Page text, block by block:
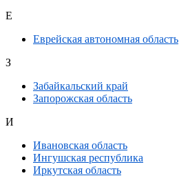
Е
Еврейская автономная область
З
Забайкальский край
Запорожская область
И
Ивановская область
Ингушская республика
Иркутская область